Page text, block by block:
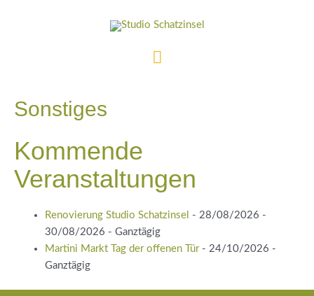
Hauptmenü
Sonstiges
Kommende
Veranstaltungen
Renovierung Studio Schatzinsel - 28/08/2026 -
30/08/2026 - Ganztägig
Martini Markt Tag der offenen Tür- 24/10/2026 -
Ganztägig